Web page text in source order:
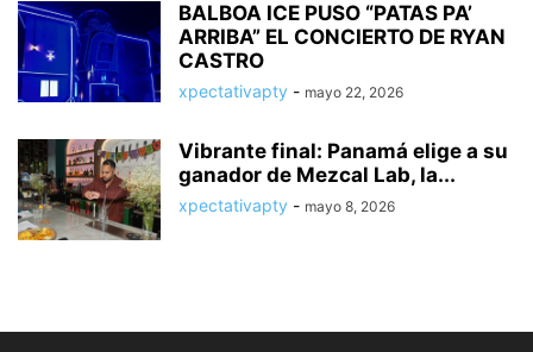
BALBOA ICE PUSO “PATAS PA’
ARRIBA” EL CONCIERTO DE RYAN
CASTRO
xpectativapty - mayo 22, 2026
Vibrante final: Panamá elige a su
ganador de Mezcal Lab, la...
xpectativapty - mayo 8, 2026